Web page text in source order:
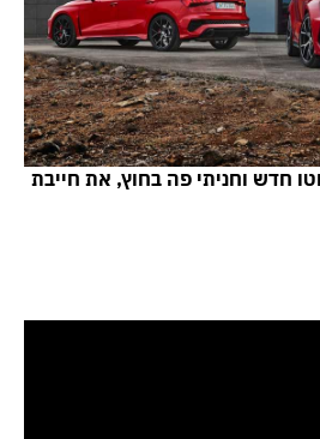
חדש וחניתי פה בחוץ, את חייבת